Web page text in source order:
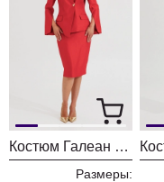
Костюм Галеан Cтиль 1000 красный
Размеры: